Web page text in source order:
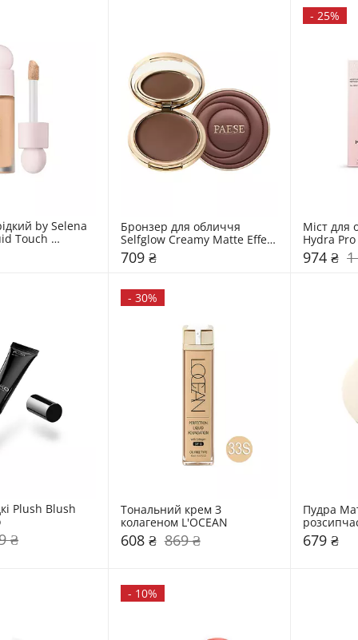
by Selena
Touch
Rare
Бронзер для обличчя
Selfglow Creamy Matte Effect
Paese
709 ₴
- 25%
Міст для
Hydra
974 ₴
Plush Blush
₴
- 30%
Тональний крем З
колагеном L'OCEAN
608 ₴ 869 ₴
Пудра
679 ₴
- 10%